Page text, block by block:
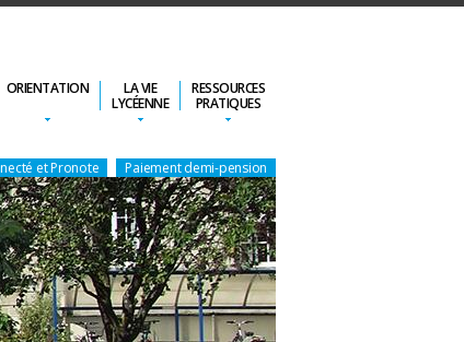
ORIENTATION
LA VIE
LYCÉENNE
RESSOURCES
PRATIQUES
et Pronote Paiement demi-pension